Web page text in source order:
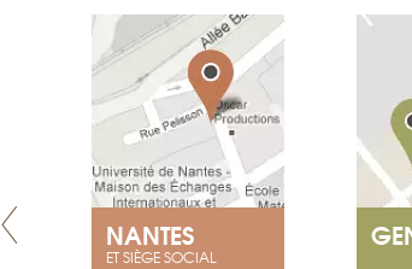
NANTES
ET SIÈGE SOCIAL